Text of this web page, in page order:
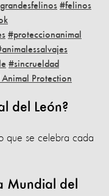
#felinos
#proteccionanimal
#sincrueldad
Protection
del León?
que se celebra cada
Mundial del